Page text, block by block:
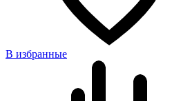
В избранные